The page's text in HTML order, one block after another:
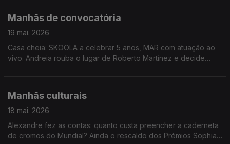
Manhãs de convocatória
19 mai. 2026
Casa cheia: SKOOLA a celebrar 5 anos, MAR com atuação ao
vivo. Andreia rouba o lugar de Roberto Martínez e decide
Manhãs culturais
18 mai. 2026
Alexandre fez as contas: quanto custa preencher a caderneta
de cromos do Mundial? Ainda o rescaldo dos Prémios Sophia,